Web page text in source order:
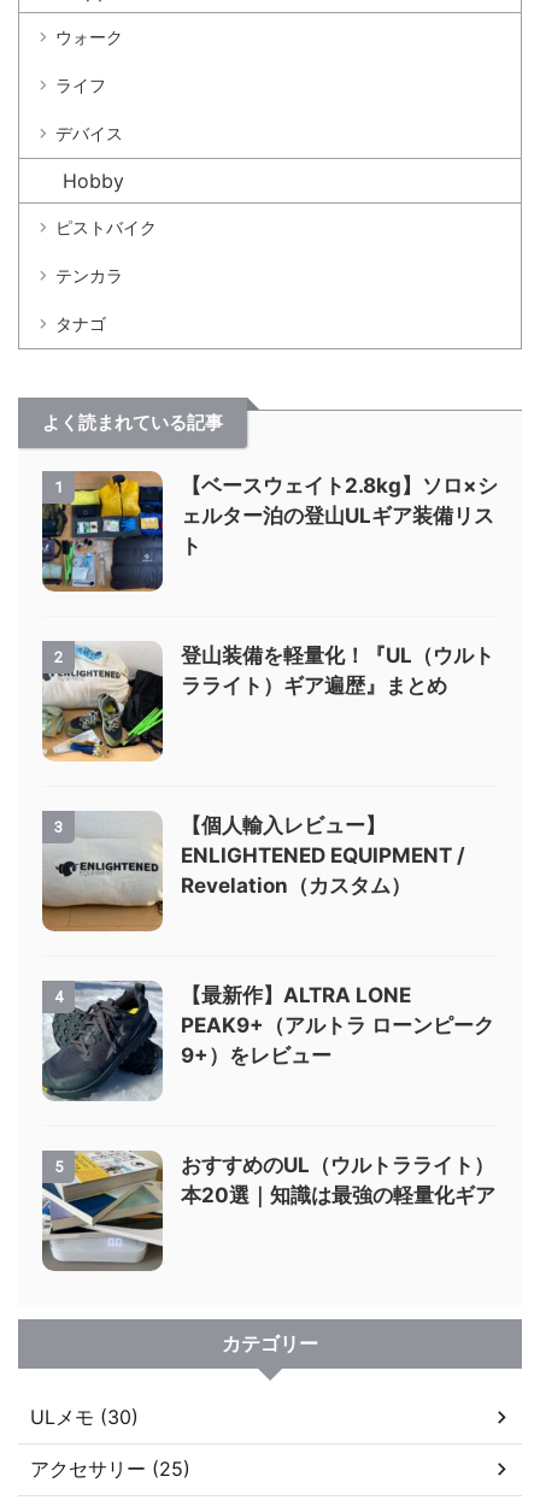
ウォーク
ライフ
デバイス
Hobby
ピストバイク
テンカラ
タナゴ
よく読まれている記事
1
【ベースウェイト2.8kg】ソロ×シ
ェルター泊の登山ULギア装備リス
ト
2
登山装備を軽量化！『UL（ウルト
ラライト）ギア遍歴』まとめ
3
【個人輸入レビュー】
ENLIGHTENED EQUIPMENT /
Revelation（カスタム）
4
【最新作】ALTRA LONE
PEAK9+（アルトラ ローンピーク
9+）をレビュー
5
おすすめのUL（ウルトラライト）
本20選｜知識は最強の軽量化ギア
カテゴリー
ULメモ (30)
アクセサリー (25)